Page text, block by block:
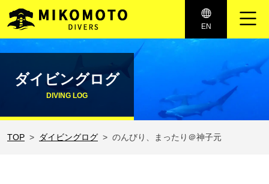
コンテンツへスキップ
メインナビゲーション EN
ダイビングログ
DIVING LOG
TOP ダイビングログ のんびり、まったり＠神子元